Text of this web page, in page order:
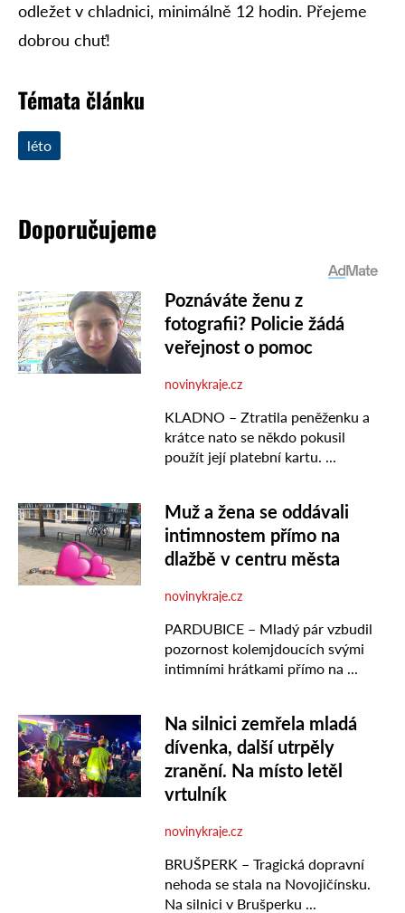
odležet v chladnici, minimálně 12 hodin. Přejeme
dobrou chuť!
Témata článku
léto
Doporučujeme